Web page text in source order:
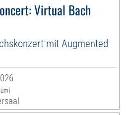
Virtual Bach
mit Augmented